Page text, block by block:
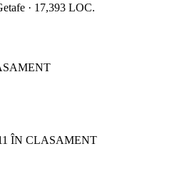
· 17,393 LOC.
ÎN CLASAMENT